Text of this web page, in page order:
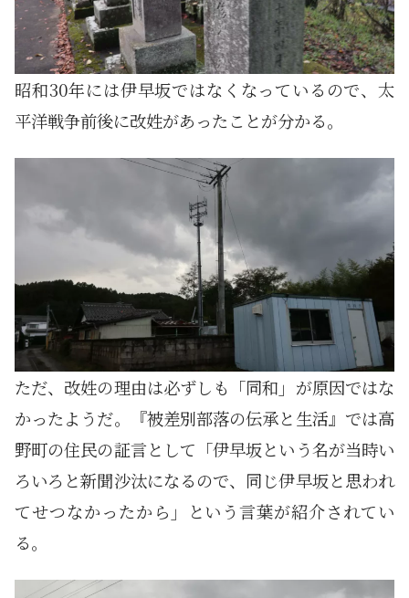
昭和30年には伊早坂ではなくなっているので、太
平洋戦争前後に改姓があったことが分かる。
ただ、改姓の理由は必ずしも「同和」が原因ではな
かったようだ。『被差別部落の伝承と生活』では高
野町の住民の証言として「伊早坂という名が当時い
ろいろと新聞沙汰になるので、同じ伊早坂と思われ
てせつなかったから」という言葉が紹介されてい
る。